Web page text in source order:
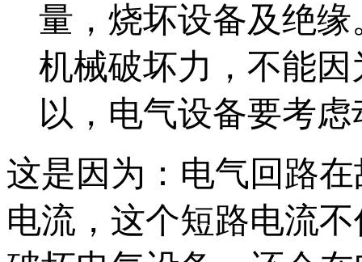
量，烧坏设备及绝
机械破坏力，不能
以，电气设备要考
这是因为：电气回路
电流，这个短路电流